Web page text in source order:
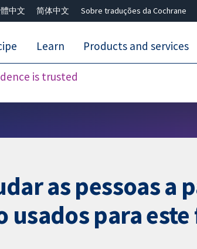
中文 简体中文 Sobre traduções da Cochrane
is trusted
Learn Products and services
as pessoas a
para este